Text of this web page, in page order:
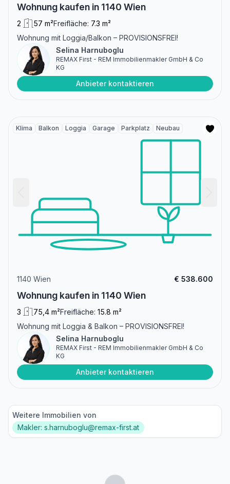
Wohnung kaufen in 1140 Wien
2 57 m²Freifläche: 7.3 m²
Wohnung mit Loggia/Balkon – PROVISIONSFREI!
Selina Harnuboglu
REMAX First - REM Immobilienmakler GmbH & Co
KG
Anbieter kontaktieren
Klima Balkon Loggia Garage Parkplatz Neubau
1140 Wien € 538.600
Wohnung kaufen in 1140 Wien
3 75,4 m²Freifläche: 15.8 m²
Wohnung mit Loggia & Balkon – PROVISIONSFREI!
Selina Harnuboglu
REMAX First - REM Immobilienmakler GmbH & Co
KG
Anbieter kontaktieren
Weitere Immobilien von
Makler: s.harnuboglu@remax-first.at